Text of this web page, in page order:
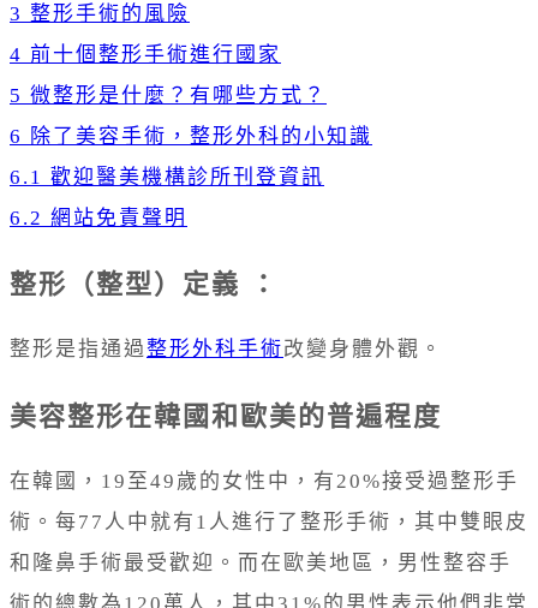
3 整形手術的風險
4 前十個整形手術進行國家
5 微整形是什麼？有哪些方式？
6
除了美容手術，整形外科的小知識
6.1 歡迎醫美機構診所刊登資訊
6.2 網站免責聲明
整形（整型）定義 ：
整形是指通過整形外科手術改變身體外觀。
美容整形在韓國和歐美的普遍程度
在韓國，19至49歲的女性中，有20%接受過整形手
術。每77人中就有1人進行了整形手術，其中雙眼皮
和隆鼻手術最受歡迎。而在歐美地區，男性整容手